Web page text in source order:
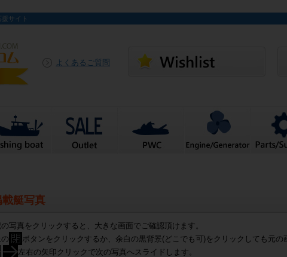
サイト
よくあるご質問
載艇写真
写真をクリックすると、大きな画面でご確認頂けます。
ボタンをクリックするか、余白の黒背景(どこでも可)をクリックしても元の
左右の矢印クリックで次の写真へスライドします。